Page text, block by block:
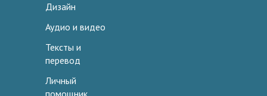
Дизайн
Аудио и видео
Тексты и
перевод
Личный